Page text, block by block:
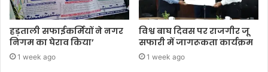
हड़ताली सफाईकर्मियों ने नगर
निगम का घेराव किया’
1 week ago
विश्व बाघ दिवस पर राजगीर जू
सफारी में जागरूकता कार्यक्रम
1 week ago